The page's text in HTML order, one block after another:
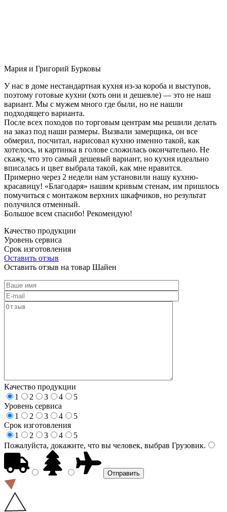
Мария и Григорий Бурковы
У нас в доме нестандартная кухня из-за короба и выступов,
поэтому готовые кухни (хоть они и дешевле) — это не наш
вариант. Мы с мужем много где были, но не нашли
подходящего варианта.
После всех походов по торговым центрам мы решили делать
на заказ под наши размеры. Вызвали замерщика, он все
обмерил, посчитал, нарисовал кухню именно такой, как
хотелось, и картинка в голове сложилась окончательно. Не
скажу, что это самый дешевый вариант, но кухня идеально
вписалась и цвет выбрала такой, как мне нравится.
Примерно через 2 недели нам установили нашу кухню-
красавицу! «Благодаря» нашим кривым стенам, им пришлось
помучиться с монтажом верхних шкафчиков, но результат
получился отменный.
Большое всем спасибо! Рекомендую!
Качество продукции
Уровень сервиса
Срок изготовления
Оставить отзыв
Оставить отзыв на товар Шайен
Качество продукции
1
2 3 4
5
Уровень сервиса
1
2 3 4
5
Срок изготовления
1
2 3 4
5
Пожалуйста, докажите, что вы человек, выбрав Грузовик.